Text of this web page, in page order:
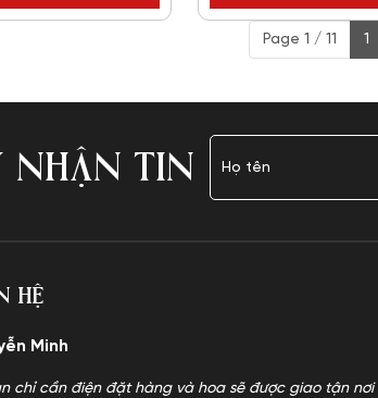
Page 1 / 11 1
TIN
hệ
Minh
chỉ cần điện đặt hàng và hoa sẽ được giao tận nơi